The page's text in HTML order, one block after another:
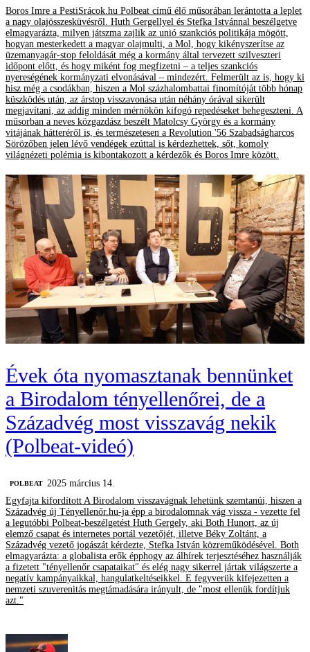
Boros Imre a PestiSrácok.hu Polbeat című élő műsorában lerántotta a leplet
a nagy olajösszesküvésről. Huth Gergellyel és Stefka Istvánnal beszélgetve
elmagyarázta, milyen játszma zajlik az unió szankciós politikája mögött,
hogyan mesterkedett a magyar olajmulti, a Mol, hogy kikényszerítse az
üzemanyagár-stop feloldását még a kormány által tervezett szilveszteri
időpont előtt, és hogy miként fog megfizetni – a teljes szankciós
nyereségének kormányzati elvonásával – mindezért. Felmerült az is, hogy ki
hisz még a csodákban, hiszen a Mol százhalombattai finomítóját több hónap
küszködés után, az árstop visszavonása után néhány órával sikerült
megjavítani, az addig minden mérnökön kifogó repedéseket behegeszteni. A
műsorban a neves közgazdász beszélt Matolcsy György és a kormány
vitájának hátteréről is, és természetesen a Revolution '56 Szabadságharcos
Sörözőben jelen lévő vendégek ezúttal is kérdezhettek, sőt, komoly
világnézeti polémia is kibontakozott a kérdezők és Boros Imre között.
Évek óta nyomasztanak bennünket
a Birodalom tényellenőrei, de a
Századvég most visszavág nekik
(Polbeat-videó)
‎POLBEAT
2025 március 14.
Egyfajta kifordított A Birodalom visszavágnak lehetünk szemtanúi, hiszen a
Századvég új Tényellenőr.hu-ja épp a birodalomnak vág vissza - vezette fel
a legutóbbi Polbeat-beszélgetést Huth Gergely, aki Both Hunort, az új
elemző csapat és internetes portál vezetőjét, illetve Béky Zoltánt, a
Századvég vezető jogászát kérdezte, Stefka István közreműködésével. Both
elmagyarázta: a globalista erők épphogy az álhírek terjesztéséhez használják
a fizetett "tényellenőr csapataikat" és elég nagy sikerrel jártak világszerte a
negatív kampányaikkal, hangulatkeltéseikkel. E fegyverük kifejezetten a
nemzeti szuverenitás megtámadására irányult, de "most ellenük fordítjuk
azt."